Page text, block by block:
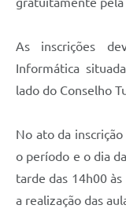
As inscrições
Informática
lado do Conselho
No ato da
o período e o dia
tarde das 14h00
a realização das